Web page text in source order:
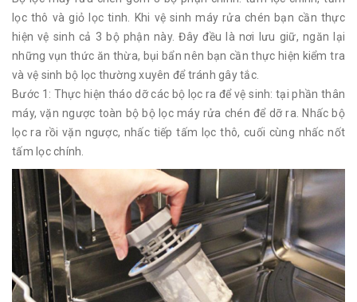
lọc thô và giỏ lọc tinh. Khi vệ sinh máy rửa chén bạn cần thực
hiện vệ sinh cả 3 bộ phận này. Đây đều là nơi lưu giữ, ngăn lại
những vụn thức ăn thừa, bụi bẩn nên bạn cần thực hiện kiểm tra
và vệ sinh bộ lọc thường xuyên để tránh gây tắc.
Bước 1: Thực hiện tháo dỡ các bộ lọc ra để vệ sinh: tại phần thân
máy, vặn ngược toàn bộ bộ lọc máy rửa chén để dỡ ra. Nhấc bộ
lọc ra rồi vặn ngược, nhấc tiếp tấm lọc thô, cuối cùng nhấc nốt
tấm lọc chính.